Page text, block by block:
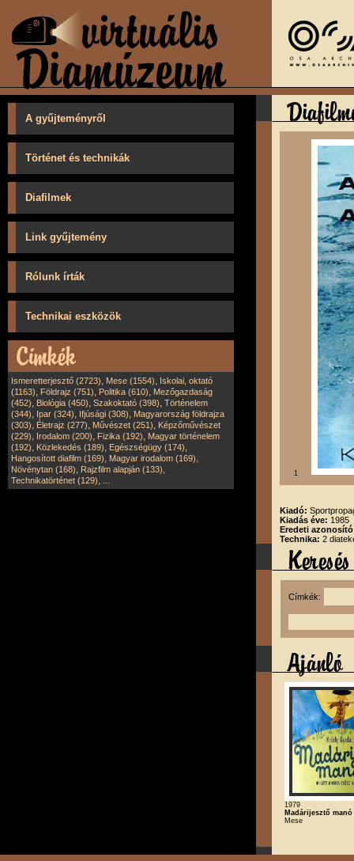
A gyűjteményről
Történet és technikák
Diafilmek
Link gyűjtemény
Rólunk írták
Technikai eszközök
Ismeretterjesztő (2723), Mese (1554), Iskolai, oktató
(1163), Földrajz (751), Politika (610), Mezőgazdaság
(452), Biológia (450), Szakoktató (398), Történelem
(344), Ipar (324), Ifjúsági (308), Magyarország földrajza
(303), Életrajz (277), Művészet (251), Képzőművészet
(229), Irodalom (200), Fizika (192), Magyar történelem
(192), Közlekedés (189), Egészségügy (174),
Hangosított diafilm (169), Magyar irodalom (169),
Növénytan (168), Rajzfilm alapján (133),
Technikatörténet (129),
1
Kiadó:
Kiadás éve: 1985
Eredeti
Technika: 2
Címkék:
1979
Madárijesztő manó
Mese